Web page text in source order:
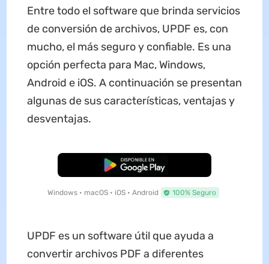
Entre todo el software que brinda servicios
de conversión de archivos, UPDF es, con
mucho, el más seguro y confiable. Es una
opción perfecta para Mac, Windows,
Android e iOS. A continuación se presentan
algunas de sus características, ventajas y
desventajas.
Descarga Gratuita
Windows • macOS • iOS • Android 100% Seguro
UPDF es un software útil que ayuda a
convertir archivos PDF a diferentes